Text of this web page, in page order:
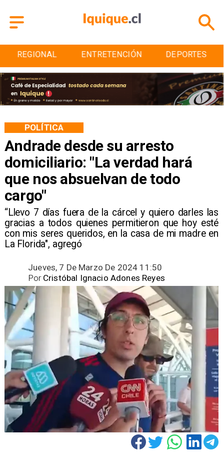
ENTRETENCIÓN DEPORTES CULTURA
Andrade desde su arresto
domiciliario: "La verdad hará
que nos absuelvan de todo
cargo"
​“Llevo 7 días fuera de la cárcel y quiero darles las
gracias a todos quienes permitieron que hoy esté
con mis seres queridos, en la casa de mi madre en
La Florida", agregó
POLÍTICA
Jueves, 7 De Marzo De 2024 11:50
Cristóbal Ignacio Adones Reyes
Por